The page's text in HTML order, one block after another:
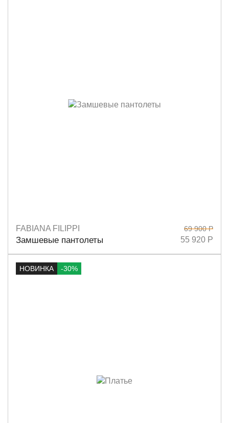
Размеры
FABIANA FILIPPI
Замшевые пантолеты
69 900 Р
55 920 Р
НОВИНКА -30%